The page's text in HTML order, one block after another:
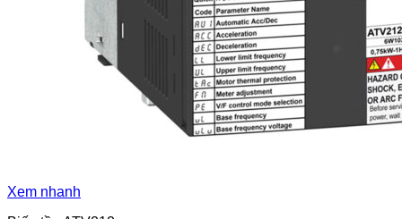
Xem nhanh